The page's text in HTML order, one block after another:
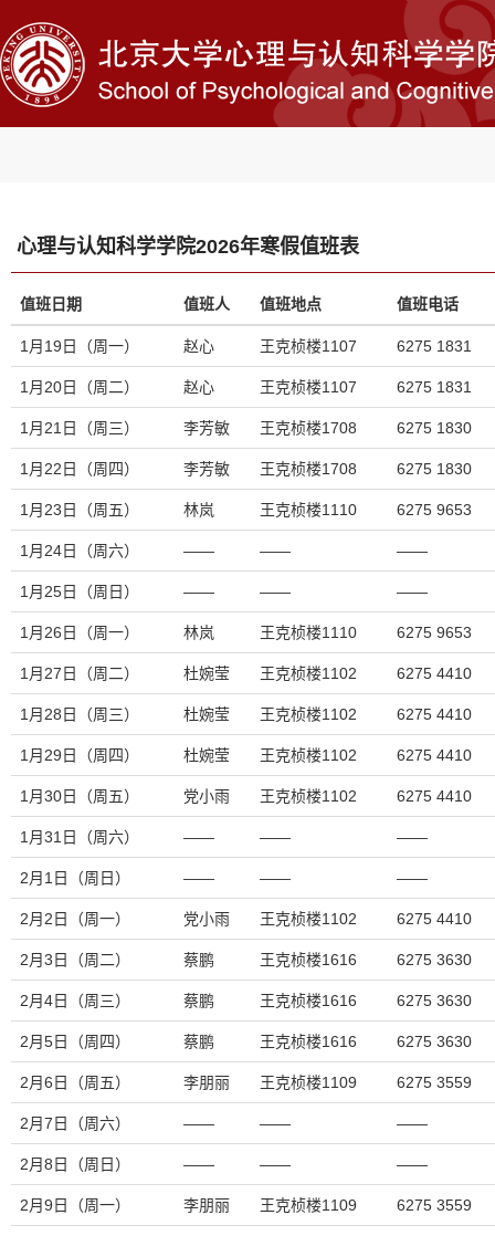
心理与认知科学学院2026年寒假值班表
值班日期 值班人 值班地点 值班电话
1月19日（周一） 赵心 王克桢楼1107 6275 1831
1月20日（周二） 赵心 王克桢楼1107 6275 1831
1月21日（周三） 李芳敏 王克桢楼1708 6275 1830
1月22日（周四） 李芳敏 王克桢楼1708 6275 1830
1月23日（周五） 林岚 王克桢楼1110 6275 9653
1月24日（周六） —— —— ——
1月25日（周日） —— —— ——
1月26日（周一） 林岚 王克桢楼1110 6275 9653
1月27日（周二） 杜婉莹 王克桢楼1102 6275 4410
1月28日（周三） 杜婉莹 王克桢楼1102 6275 4410
1月29日（周四） 杜婉莹 王克桢楼1102 6275 4410
1月30日（周五） 党小雨 王克桢楼1102 6275 4410
1月31日（周六） —— —— ——
2月1日（周日） —— —— ——
2月2日（周一） 党小雨 王克桢楼1102 6275 4410
2月3日（周二） 蔡鹏 王克桢楼1616 6275 3630
2月4日（周三） 蔡鹏 王克桢楼1616 6275 3630
2月5日（周四） 蔡鹏 王克桢楼1616 6275 3630
2月6日（周五） 李朋丽 王克桢楼1109 6275 3559
2月7日（周六） —— —— ——
2月8日（周日） —— —— ——
2月9日（周一） 李朋丽 王克桢楼1109 6275 3559